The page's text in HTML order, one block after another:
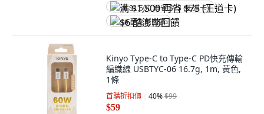
满 $1,500 再省 $75 (王道卡)
$6 酷澎幣回饋
Kinyo Type-C to Type-C PD快充傳輸
編織線 USBTYC-06 16.7g, 1m, 黃色,
1條
首購折扣價 40%$99
$59